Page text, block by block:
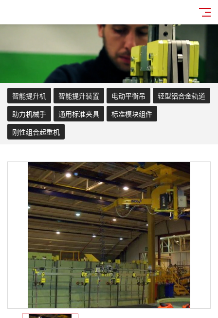
智能提升机 智能提升装置 电动平衡吊
轻型铝合金轨道
助力机械手
通用标准夹具
标准模块组件
刚性组合起重机